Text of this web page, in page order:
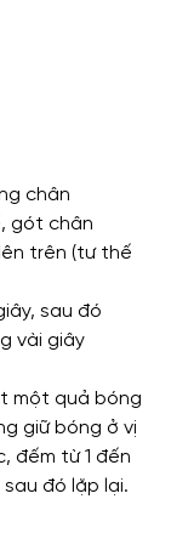
chân
gót chân
trên (tư thế
sau đó
vài giây
một quả bóng
giữ bóng ở vị
đếm từ 1 đến
đó lặp lại.